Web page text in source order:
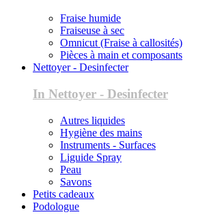
Fraise humide
Fraiseuse à sec
Omnicut (Fraise à callosités)
Pièces à main et composants
Nettoyer - Desinfecter
In Nettoyer - Desinfecter
Autres liquides
Hygiène des mains
Instruments - Surfaces
Liguide Spray
Peau
Savons
Petits cadeaux
Podologue